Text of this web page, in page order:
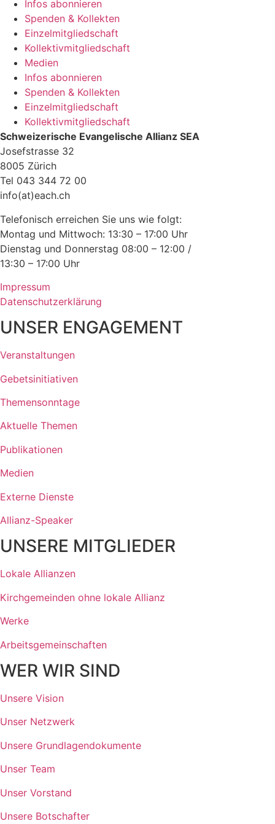
Infos abonnieren
Spenden & Kollekten
Einzelmitgliedschaft
Kollektivmitgliedschaft
Medien
Infos abonnieren
Spenden & Kollekten
Einzelmitgliedschaft
Kollektivmitgliedschaft
Schweizerische Evangelische Allianz SEA
Josefstrasse 32
8005 Zürich
Tel 043 344 72 00
info(at)each.ch
Telefonisch erreichen Sie uns wie folgt:
Montag und Mittwoch: 13:30 – 17:00 Uhr
Dienstag und Donnerstag 08:00 – 12:00 /
13:30 – 17:00 Uhr
Impressum
Datenschutzerklärung
UNSER ENGAGEMENT
Veranstaltungen
Gebetsinitiativen
Themensonntage
Aktuelle Themen
Publikationen
Medien
Externe Dienste
Allianz-Speaker
UNSERE MITGLIEDER
Lokale Allianzen
Kirchgemeinden ohne lokale Allianz
Werke
Arbeitsgemeinschaften
WER WIR SIND
Unsere Vision
Unser Netzwerk
Unsere Grundlagendokumente
Unser Team
Unser Vorstand
Unsere Botschafter